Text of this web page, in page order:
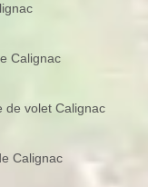
Calignac
de volet Calignac
Calignac